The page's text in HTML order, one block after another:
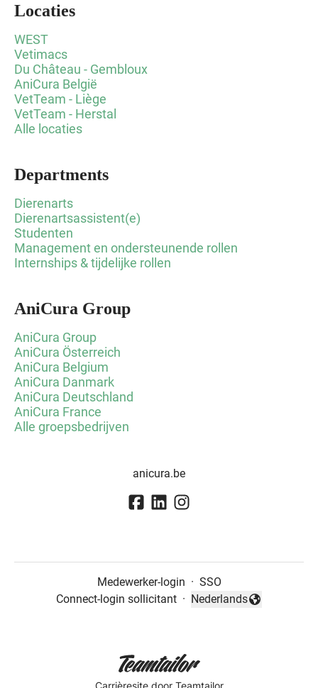
Locaties
WEST
Vetimacs
Du Château - Gembloux
AniCura België
VetTeam - Liège
VetTeam - Herstal
Alle locaties
Departments
Dierenarts
Dierenartsassistent(e)
Studenten
Management en ondersteunende rollen
Internships & tijdelijke rollen
AniCura Group
AniCura Group
AniCura Österreich
AniCura Belgium
AniCura Danmark
AniCura Deutschland
AniCura France
Alle groepsbedrijven
anicura.be
Medewerker-login · SSO
Connect-login sollicitant ·
Taal wijzigen
Nederlands
Carrièresitedoor Teamtailor